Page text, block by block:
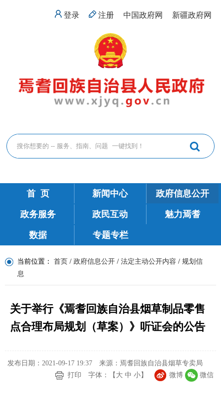
登录 注册 中国政府网 新疆政府网
首 页 新闻中心 政府信息公开
政务服务 政民互动 魅力焉耆
数据 专题专栏
当前位置： 首页 / 政府信息公开 / 法定主动公开内容 / 规划信
息
关于举行《焉耆回族自治县烟草制品零售
点合理布局规划（草案）》听证会的公告
发布日期：2021-09-17 19:37
来源：焉耆回族自治县烟草专卖局
打印
字体：【 大 中 小】 微博 微信